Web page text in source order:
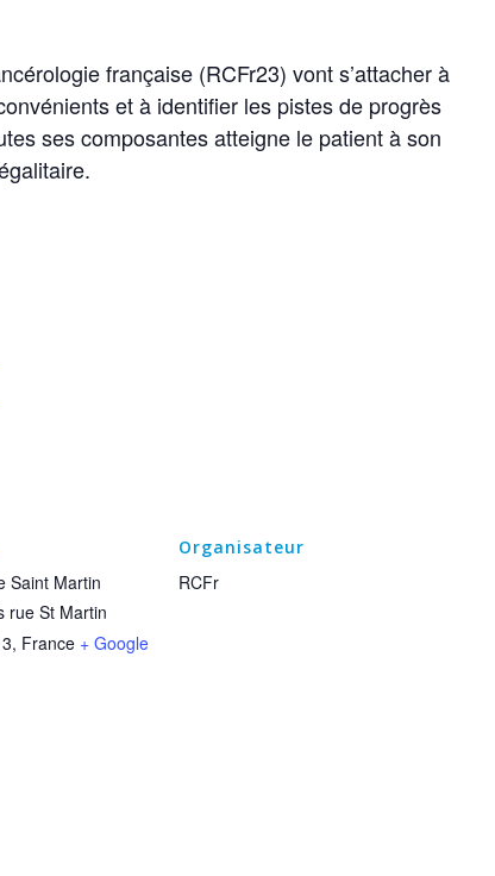
française (RCFr23) vont s’attacher à
et à identifier les pistes de progrès
ses composantes atteigne le patient à son
Saint Martin
rue St Martin
, France + Google
Organisateur
RCFr